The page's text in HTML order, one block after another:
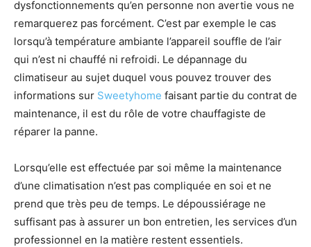
dysfonctionnements qu’en personne non avertie vous ne
remarquerez pas forcément. C’est par exemple le cas
lorsqu’à température ambiante l’appareil souffle de l’air
qui n’est ni chauffé ni refroidi. Le dépannage du
climatiseur au sujet duquel vous pouvez trouver des
informations sur Sweetyhome faisant partie du contrat de
maintenance, il est du rôle de votre chauffagiste de
réparer la panne.
Lorsqu’elle est effectuée par soi même la maintenance
d’une climatisation n’est pas compliquée en soi et ne
prend que très peu de temps. Le dépoussiérage ne
suffisant pas à assurer un bon entretien, les services d’un
professionnel en la matière restent essentiels.